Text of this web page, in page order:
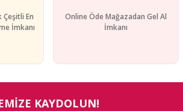
Çeşitli En
İmkanı
Online Öde Mağazadan Gel Al
İmkanı
KAYDOLUN!